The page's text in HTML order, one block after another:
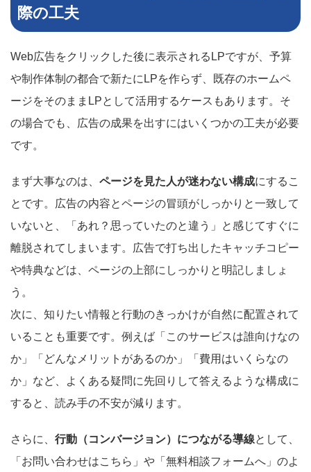
際の工夫
Web広告をクリックした後に表示されるLPですが、予算
や制作体制の都合で新たにLPを作らず、既存のホームペ
ージをそのままLPとして活用するケースもあります。そ
の場合でも、広告の成果を出すにはいくつかの工夫が必要
です。
まず大事なのは、 ページを見た人が迷わない構成にするこ
とです。広告の内容とページの冒頭がしっかりと一致して
いないと、「あれ？思っていたのと違う」と感じてすぐに
離脱されてしまいます。広告で打ち出したキャッチコピー
や特典などは、ページの上部にしっかりと明記しましょ
う。
次に、知りたい情報と行動のきっかけが自然に配置されて
いることも重要です。例えば「このサービスは誰向けなの
か」「どんなメリットがあるのか」「費用はいくらなの
か」など、よくある疑問に先回りして答えるような構成に
すると、読み手の不安が減ります。
さらに、 行動（コンバージョン）につながる導線として、
「お問い合わせはこちら」や「無料相談フォームへ」のよ